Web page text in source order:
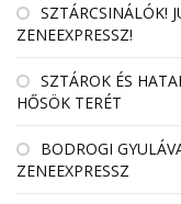
SZTÁRCSINÁLÓK!
ZENEEXPRESSZ!
SZTÁROK ÉS
HŐSÖK TERÉT
BODROGI
ZENEEXPRESSZ